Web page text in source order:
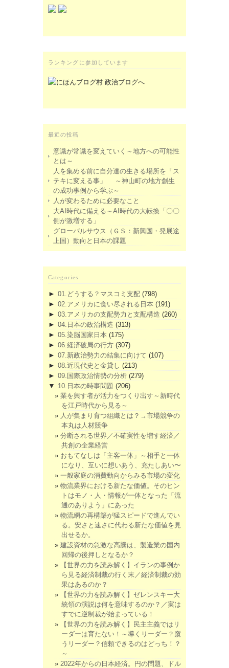
ランキングに参加しています
最近の投稿
意識が常識を変えていく～地方への可能性
とは～
人を集める前に自分達の生きる場所を「ス
テキに変える事」 ～神山町の地方創生
の成功事例から学ぶ～
人が変わるために必要なこと
大AI時代に備える～AI時代の大転換「〇〇
側が激増する」
グローバルサウス（ＧＳ：新興国・発展途
上国）動向と日本の課題
Categories
► 01.どうする？マスコミ支配 (798)
► 02.アメリカに食い尽される日本 (191)
► 03.アメリカの支配勢力と支配構造 (260)
► 04.日本の政治構造 (313)
► 05.染脳国家日本 (175)
► 06.経済破局の行方 (307)
► 07.新政治勢力の結集に向けて (107)
► 08.近現代史と金貸し (213)
► 09.国際政治情勢の分析 (279)
▼ 10.日本の時事問題 (206)
業を興す者が活力をつくり出す～新時代
を江戸時代から見る～
人が集まり育つ組織とは？→市場競争の
本丸は人材競争
分断される世界／不確実性を増す経済／
共創の企業経営
おもてなしは「主客一体」～相手と一体
になり、互いに想いあう、充たしあい〜
一般家庭の消費動向からみる市場の変化
物流業界における新たな価値。そのヒン
トはモノ・人・情報が一体となった「流
通のありよう」にあった
物流網の再構築が猛スピードで進んでい
る。安さと速さに代わる新たな価値を見
出せるか。
建設資材の急激な高騰は、製造業の国内
回帰の後押しとなるか？
【世界の力を読み解く】イランの事例か
ら見る経済制裁の行く末／経済制裁の効
果はあるのか？
【世界の力を読み解く】ゼレンスキー大
統領の演説は何を意味するのか？／実は
すでに逆制裁が始まっている！
【世界の力を読み解く】民主主義ではリ
ーダーは育たない！～導くリーダー？窺
うリーダー？信頼できるのはどっち！？
～
2022年からの日本経済。円の問題、ドル